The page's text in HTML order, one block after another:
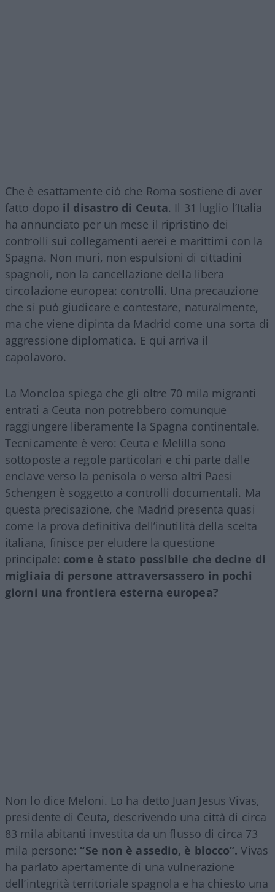
Che è esattamente ciò che Roma sostiene di aver
fatto dopo il disastro di Ceuta. Il 31 luglio l’Italia
ha annunciato per un mese il ripristino dei
controlli sui collegamenti aerei e marittimi con la
Spagna. Non muri, non espulsioni di cittadini
spagnoli, non la cancellazione della libera
circolazione europea: controlli. Una precauzione
che si può giudicare e contestare, naturalmente,
ma che viene dipinta da Madrid come una sorta di
aggressione diplomatica. E qui arriva il
capolavoro.
La Moncloa spiega che gli oltre 70 mila migranti
entrati a Ceuta non potrebbero comunque
raggiungere liberamente la Spagna continentale.
Tecnicamente è vero: Ceuta e Melilla sono
sottoposte a regole particolari e chi parte dalle
enclave verso la penisola o verso altri Paesi
Schengen è soggetto a controlli documentali. Ma
questa precisazione, che Madrid presenta quasi
come la prova definitiva dell’inutilità della scelta
italiana, finisce per eludere la questione
principale: come è stato possibile che decine di
migliaia di persone attraversassero in pochi
giorni una frontiera esterna europea?
Non lo dice Meloni. Lo ha detto Juan Jesus Vivas,
presidente di Ceuta, descrivendo una città di circa
83 mila abitanti investita da un flusso di circa 73
mila persone: “Se non è assedio, è blocco”. Vivas
ha parlato apertamente di una vulnerazione
dell’integrità territoriale spagnola e ha chiesto una